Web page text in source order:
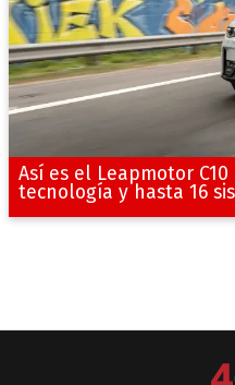
Así es el Leapmotor
tecnología y hasta 16